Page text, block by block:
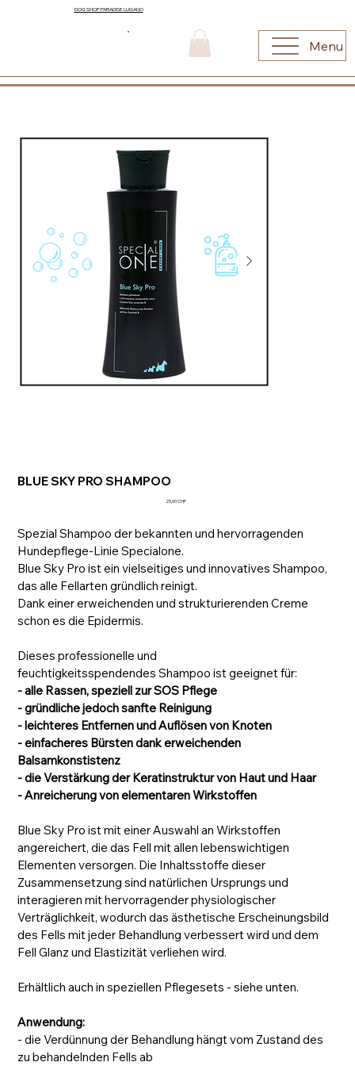
DOG SHOP PARADISE LUGANO
Menu
BLUE SKY PRO SHAMPOO
Preis
25,90 CHF
Spezial Shampoo der bekannten und hervorragenden
Hundepflege-Linie Specialone.
Blue Sky Pro ist ein vielseitiges und innovatives Shampoo,
das alle Fellarten gründlich reinigt.
Dank einer erweichenden und strukturierenden Creme
schon es die Epidermis.
Dieses professionelle und
feuchtigkeitsspendendes Shampoo ist geeignet für:
- alle Rassen, speziell zur SOS Pflege
- gründliche jedoch sanfte Reinigung
- leichteres Entfernen und Auflösen von Knoten
- einfacheres Bürsten dank erweichenden
Balsamkonstistenz
- die Verstärkung der Keratinstruktur von Haut und Haar
- Anreicherung von elementaren Wirkstoffen
Blue Sky Pro ist mit einer Auswahl an Wirkstoffen
angereichert, die das Fell mit allen lebenswichtigen
Elementen versorgen. Die Inhaltsstoffe dieser
Zusammensetzung sind natürlichen Ursprungs und
interagieren mit hervorragender physiologischer
Verträglichkeit, wodurch das ästhetische Erscheinungsbild
des Fells mit jeder Behandlung verbessert wird und dem
Fell Glanz und Elastizität verliehen wird.
Erhältlich auch in speziellen Pflegesets - siehe unten.
Anwendung:
- die Verdünnung der Behandlung hängt vom Zustand des
zu behandelnden Fells ab